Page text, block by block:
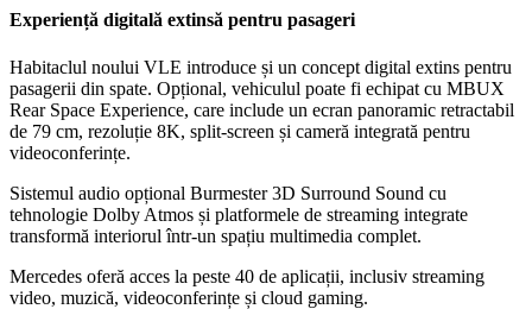
Experiență digitală extinsă pentru pasageri
Habitaclul noului VLE introduce și un concept digital extins pentru
pasagerii din spate. Opțional, vehiculul poate fi echipat cu MBUX
Rear Space Experience, care include un ecran panoramic retractabil
de 79 cm, rezoluție 8K, split-screen și cameră integrată pentru
videoconferințe.
Sistemul audio opțional Burmester 3D Surround Sound cu
tehnologie Dolby Atmos și platformele de streaming integrate
transformă interiorul într-un spațiu multimedia complet.
Mercedes oferă acces la peste 40 de aplicații, inclusiv streaming
video, muzică, videoconferințe și cloud gaming.